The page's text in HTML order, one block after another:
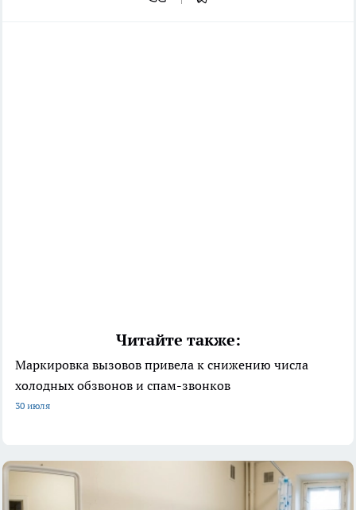
Читайте также:
Маркировка вызовов привела к снижению числа
холодных обзвонов и спам-звонков
30 июля